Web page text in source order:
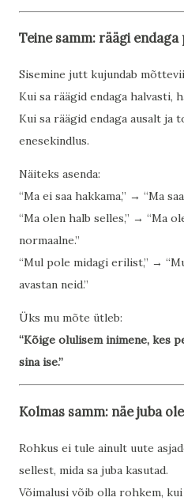
Teine samm: räägi
Sisemine jutt kujundab
Kui sa räägid endaga halvasti,
Kui sa räägid endaga ausalt ja
enesekindlus.
Näiteks asenda:
“Ma ei saa hakkama,” → “Ma
“Ma olen halb selles,” → “Ma
normaalne.”
“Mul pole midagi erilist,” →
avastan neid.”
Üks mu mõte ütleb:
“Kõige olulisem inimene, kes
sina ise.”
Kolmas samm: näe juba
Rohkus ei tule ainult uute
sellest, mida sa juba kasutad.
Võimalusi võib olla rohkem, kui